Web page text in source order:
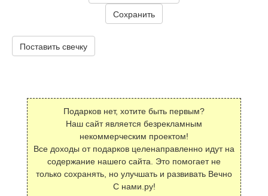
Сохранить
Поставить свечку
Подарков нет, хотите быть первым?
Наш сайт является безрекламным
некоммерческим проектом!
Все доходы от подарков целенаправленно идут на
содержание нашего сайта. Это помогает не
только сохранять, но улучшать и развивать Вечно
С нами.ру!